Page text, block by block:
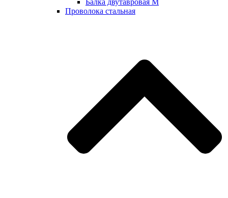
Балка двутавровая М
Проволока стальная